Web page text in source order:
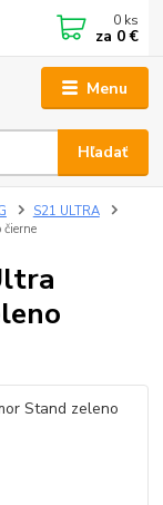
Menu
Hľadať
0 ks
za 0 €
S21 ULTRA